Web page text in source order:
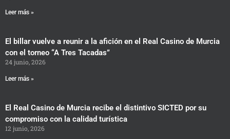
Leer más »
El billar vuelve a reunir a la afición en el Real Casino de Murcia
con el torneo “A Tres Tacadas”
24 junio, 2026
Leer más »
El Real Casino de Murcia recibe el distintivo SICTED por su
compromiso con la calidad turística
12 junio, 2026